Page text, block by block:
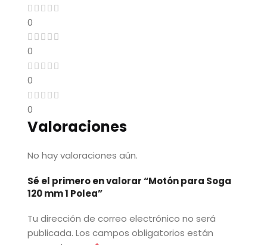
0
0
0
0
Valoraciones
No hay valoraciones aún.
Sé el primero en valorar “Motón para Soga
120 mm 1 Polea”
Tu dirección de correo electrónico no será
publicada. Los campos obligatorios están